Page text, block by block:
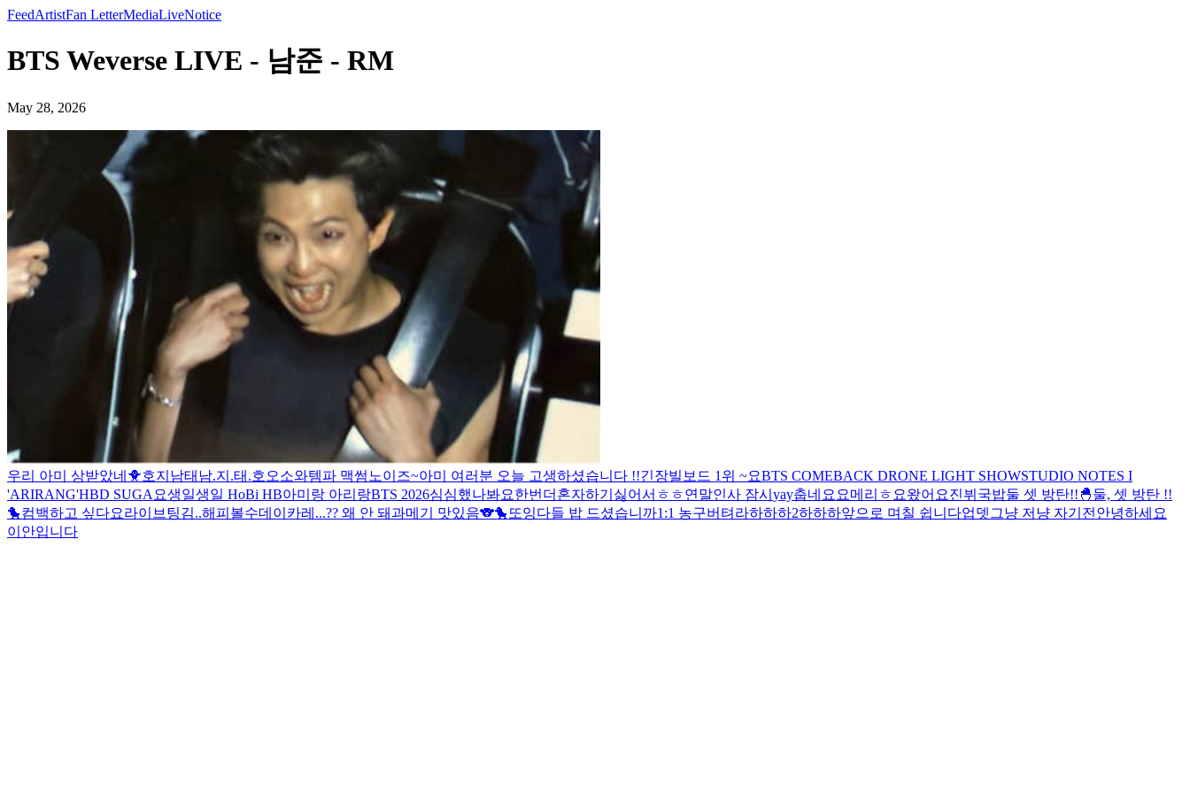
FeedArtistFan LetterMediaLiveNotice
BTS Weverse LIVE - 남준 - RM
May 28, 2026
우리 아미 상받았네🐥호지남태 남.지.태.호 오소와템파 맥썸노이즈~아미 여러분 오늘 고생하셨습니다 !!긴장빌보드 1위 ~요BTS COMEBACK DRONE LIGHT SHOWSTUDIO NOTES I
'ARIRANG'HBD SUGA 요생일생일 HoBi HB아미랑 아리랑BTS 2026심심했나봐요한번더 혼자하기싫어서 ㅎㅎ연말인사 잠시 yay춥네요 요메리 ㅎ 요왔어요진뷔국밥둘 셋 방탄!!🐣둘, 셋 방탄 !!
🐤컴백하고 싶다요라이브 팅김..해피볼수데이 카레...?? 왜 안 돼과메기 맛있음🐨🐤 또잉다들 밥 드셨습니까1:1 농구버텨라하하하2하하하앞으로 며칠 쉽니다업뎃 그냥 저냥 자기전 안녕하세요
이안입니다